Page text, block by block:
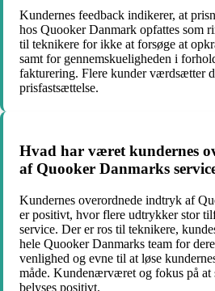
Kundernes feedback indikerer, at
hos Quooker Danmark opfattes som
til teknikere for ikke at forsøge at
samt for gennemskueligheden i
fakturering. Flere kunder værdsætter
prisfastsættelse.
Hvad har været kundernes
af Quooker Danmarks
Kundernes overordnede indtryk af
er positivt, hvor flere udtrykker stor
service. Der er ros til teknikere,
hele Quooker Danmarks team for
venlighed og evne til at løse
måde. Kundenærværet og fokus på at
belyses positivt.